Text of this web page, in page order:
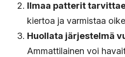
Ilmaa patterit
kiertoa ja varmistaa
Huollata järjestelmä
Ammattilainen voi